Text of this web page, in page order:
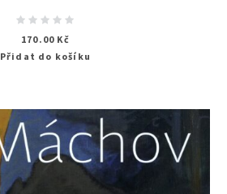
170.00 Kč
Přidat do košíku